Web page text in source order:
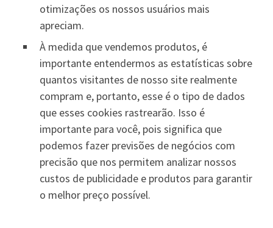
otimizações os nossos usuários mais
apreciam.
À medida que vendemos produtos, é
importante entendermos as estatísticas sobre
quantos visitantes de nosso site realmente
compram e, portanto, esse é o tipo de dados
que esses cookies rastrearão. Isso é
importante para você, pois significa que
podemos fazer previsões de negócios com
precisão que nos permitem analizar nossos
custos de publicidade e produtos para garantir
o melhor preço possível.